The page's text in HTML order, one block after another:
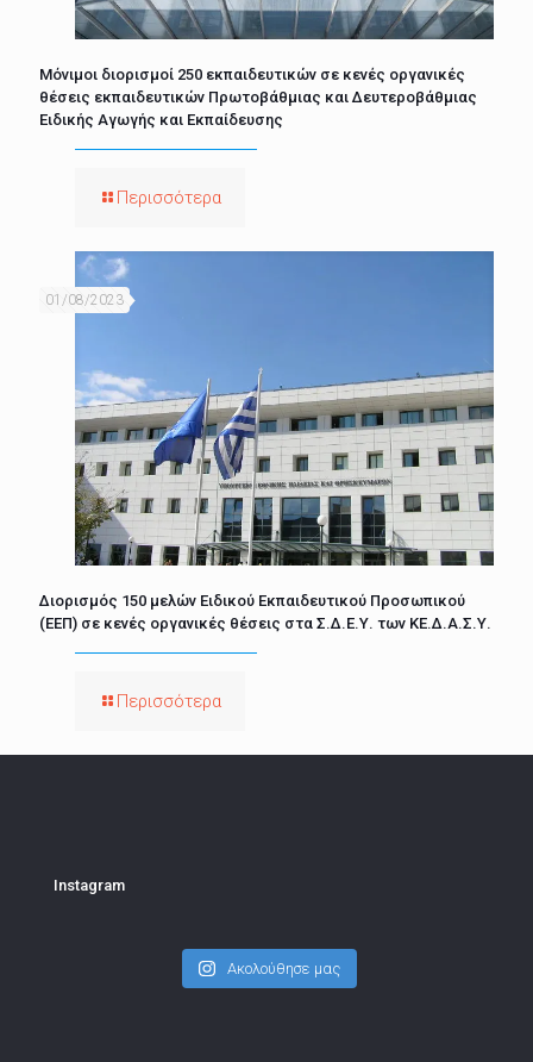
Μόνιμοι διορισμοί 250 εκπαιδευτικών σε κενές οργανικές
θέσεις εκπαιδευτικών Πρωτοβάθμιας και Δευτεροβάθμιας
Ειδικής Αγωγής και Εκπαίδευσης
Περισσότερα
01/08/2023
Διορισμός 150 μελών Ειδικού Εκπαιδευτικού Προσωπικού
(ΕΕΠ) σε κενές οργανικές θέσεις στα Σ.Δ.Ε.Υ. των ΚΕ.Δ.Α.Σ.Υ.
Περισσότερα
Instagram
Ακολούθησε μας